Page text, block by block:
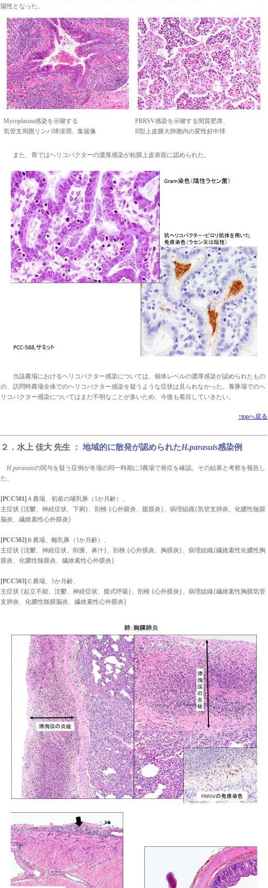
陽性となった。
Mycoplasma感染を示唆する
気管支周囲リンパ球浸潤、集簇像
PRRSV感染を示唆する間質肥厚、
II型上皮腫大肺胞内の変性好中球
また、胃ではヘリコバクターの濃厚感染が粘膜上皮表面に認められた。
当該農場におけるヘリコバクター感染については、個体レベルの濃厚感染が認められたもの
の、訪問時農場全体でのヘリコバクター感染を疑うような症状は見られなかった。養豚場でのヘ
リコバクター感染についてはまだ不明なことが多いため、今後も着目していきたい。
↑topへ戻る
２．水上 佳大 先生 ： 地域的に散発が認められたH.parasuis感染例
H.parasuisの関与を疑う症例が冬場の同一時期に3農場で発症を確認。その結果と考察を報告し
た。
[PCC501] Ａ農場、初産の哺乳豚（1か月齢）、
主症状 {沈鬱、神経症状、下痢}、剖検 {心外膜炎、腹膜炎}、病理組織{気管支肺炎、化膿性髄膜
脳炎、繊維素性心外膜炎}
[PCC502] Ｂ農場、離乳豚（1か月齢）、
主症状 {沈鬱、神経症状、削痩、鼻汁}、剖検 {心外膜炎、胸膜炎}、病理組織{繊維素性化膿性胸
膜炎、化膿性髄膜炎、繊維素性心外膜炎}
[PCC503] Ｃ農場、1か月齢、
主症状 {起立不能、沈鬱、神経症状、腹式呼吸}、剖検 {心外膜炎}、病理組織{繊維素性胸膜気管
支肺炎、化膿性髄膜脳炎、繊維素性心外膜炎}